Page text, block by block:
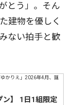
とう」。そん
建物を優しく
ない拍手と歓
ン】 1日1組限定